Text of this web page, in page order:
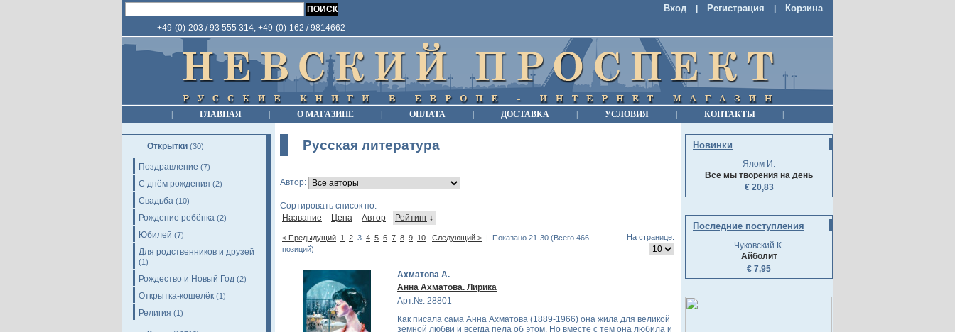
Вход Регистрация Корзина
+49-(0)-203 / 93 555 314, +49-(0)-162 / 9814662
ГЛАВНАЯ О МАГАЗИНЕ ОПЛАТА ДОСТАВКА УСЛОВИЯ КОНТАКТЫ
Открытки (30)
Поздравление (7)
С днём рождения (2)
Свадьба (10)
Рождение ребёнка (2)
Юбилей (7)
Для родственников и друзей
(1)
Рождество и Новый Год (2)
Открытка-кошелёк (1)
Религия (1)
Русская литература
Автор:
Сортировать список по:
Название
Цена Автор Рейтинг ↓
< Предыдущий 1 2 3 4 5 6 7 8 9 10 Следующий > | Показано 21-30 (Всего 466
позиций)
На странице:
Ахматова А.
Анна Ахматова. Лирика
Арт.№: 28801
Как писала сама Анна Ахматова (1889-1966) она жила для великой
земной любви и всегда пела об этом. Но вместе с тем она любила и
Новинки
Ялом И.
Все мы творения на день
€ 20,83
Последние поступления
Чуковский К.
Айболит
€ 7,95